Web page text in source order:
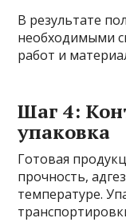
В результате
необходимыми
работ и
Шаг 4:
упаковка
Готовая
прочность,
температуре.